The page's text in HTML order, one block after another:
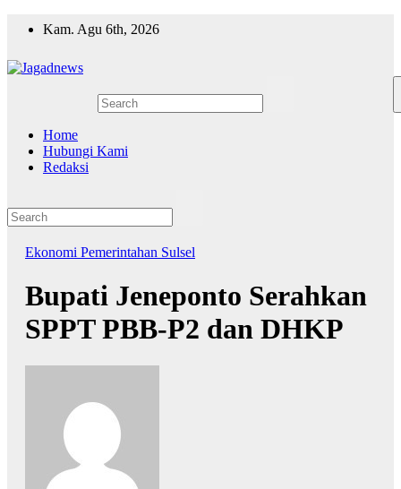
Kam. Agu 6th, 2026
Home
Hubungi Kami
Redaksi
Ekonomi Pemerintahan Sulsel
Bupati Jeneponto Serahkan
SPPT PBB-P2 dan DHKP